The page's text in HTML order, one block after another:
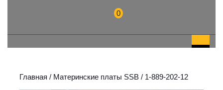
0
Главная / Материнские платы SSB / 1-889-202-12